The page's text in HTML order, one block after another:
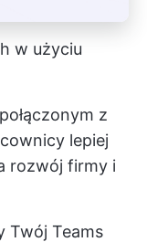
w użyciu
z
lepiej
rozwój firmy i
Twój Teams